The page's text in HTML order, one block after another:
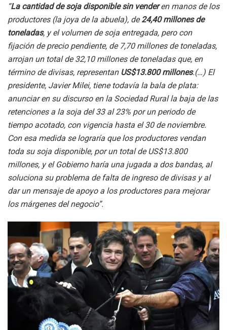
“La cantidad de soja disponible sin venderen manos de los
productores (la joya de la abuela), de24,40 millones de
toneladas, y el volumen de soja entregada, pero con
fijación de precio pendiente, de 7,70 millones de toneladas,
arrojan un total de 32,10 millones de toneladas que, en
término de divisas, representan US$13.800 millones.(…) El
presidente, Javier Milei, tiene todavía la bala de plata:
anunciar en su discurso en la Sociedad Rural la baja de las
retenciones a la soja del 33 al 23% por un periodo de
tiempo acotado, con vigencia hasta el 30 de noviembre.
Con esa medida se lograría que los productores vendan
toda su soja disponible, por un total de US$13.800
millones, y el Gobierno haría una jugada a dos bandas, al
soluciona su problema de falta de ingreso de divisas y al
dar un mensaje de apoyo a los productores para mejorar
los márgenes del negocio”.